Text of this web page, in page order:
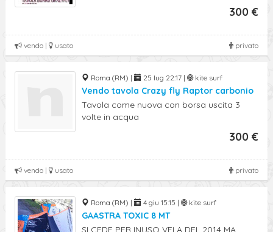
300 €
privato
vendo | usato
Roma (RM) | 25 lug 22:17 | kite surf
Vendo tavola Crazy fly Raptor carbonio
Tavola come nuova con borsa uscita 3
volte in acqua
300 €
privato
vendo | usato
Roma (RM) | 4 giu 15:15 | kite surf
GAASTRA TOXIC 8 MT
SI CEDE PER INUSO VELA DEL 2014 MA